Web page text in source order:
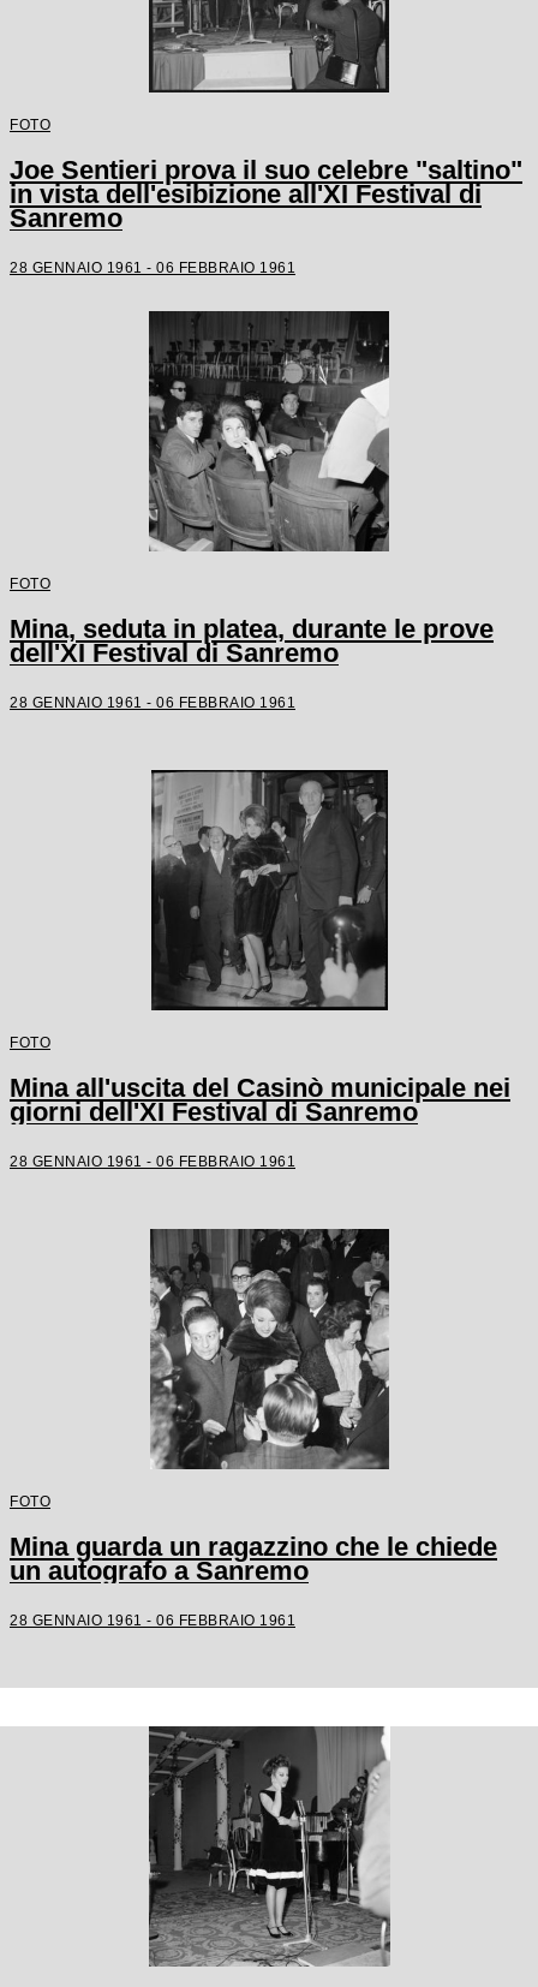
FOTO
Joe Sentieri prova il suo celebre "saltino"
in vista dell'esibizione all'XI Festival di
Sanremo
28 GENNAIO 1961 - 06 FEBBRAIO 1961
FOTO
Mina, seduta in platea, durante le prove
dell'XI Festival di Sanremo
28 GENNAIO 1961 - 06 FEBBRAIO 1961
FOTO
Mina all'uscita del Casinò municipale nei
giorni dell'XI Festival di Sanremo
28 GENNAIO 1961 - 06 FEBBRAIO 1961
FOTO
Mina guarda un ragazzino che le chiede
un autografo a Sanremo
28 GENNAIO 1961 - 06 FEBBRAIO 1961